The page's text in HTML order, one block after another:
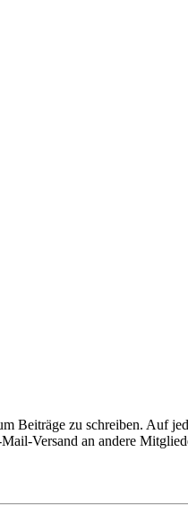
Beiträge zu schreiben. Auf
Versand an andere